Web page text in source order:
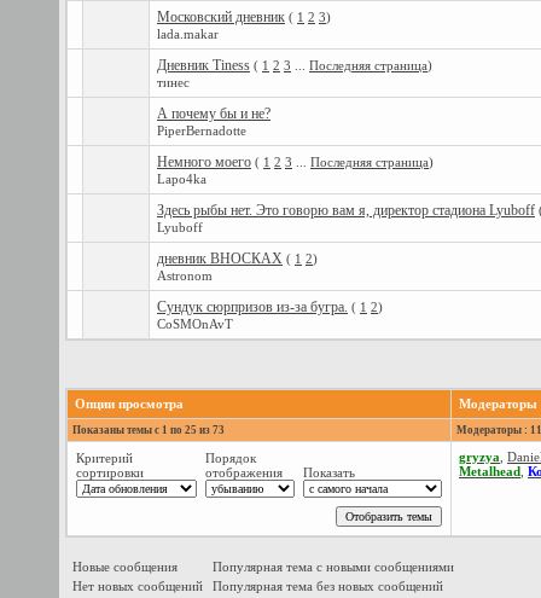
Московский дневник ( 1 2 3)
lada.makar
Дневник Tiness ( 1 2 3 Последняя страница)
тинес
А почему бы и не?
PiperBernadotte
Немного моего ( 1 2 3 Последняя страница)
Lapo4ka
Здесь рыбы нет. Это говорю вам я, директор стадиона Lyuboff
Lyuboff
дневник ВНОСКАХ ( 1 2)
Astronom
Сундук сюрпризов из-за бугра. ( 1 2)
CoSMOnAvT
Опции просмотра Модераторы
Показаны темы с 1 по 25 из 73 Модераторы : 11
Критерий
сортировки
Порядок
отображения
Показать
gryzya
Metalhead
Новые сообщения
Популярная тема с новыми сообщениями
Нет новых сообщений
Популярная тема без новых сообщений